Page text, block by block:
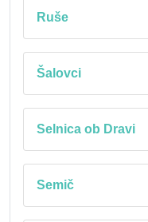
Ruše
Šalovci
Selnica ob Dravi
Semič